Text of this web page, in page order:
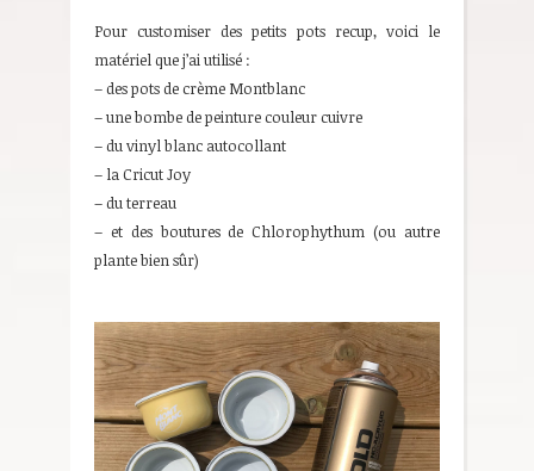
Pour customiser des petits pots recup, voici le
matériel que j’ai utilisé :
– des pots de crème Montblanc
– une bombe de peinture couleur cuivre
– du vinyl blanc autocollant
– la Cricut Joy
– du terreau
– et des boutures de Chlorophythum (ou autre
plante bien sûr)